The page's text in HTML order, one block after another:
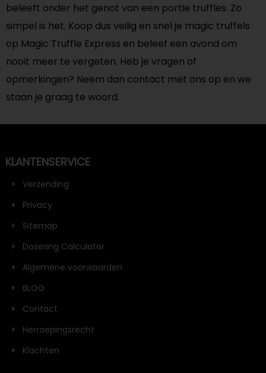
beleeft onder het genot van een portie truffles. Zo
simpel is het. Koop dus veilig en snel je magic truffels
op Magic Truffle Express en beleef een avond om
nooit meer te vergeten. Heb je vragen of
opmerkingen? Neem dan contact met ons op en we
staan je graag te woord.
KLANTENSERVICE
Verzending
Privacy
Sitemap
Dosering Calculator
Algemene voorwaarden
BLOG
Contact
Herroepingsrecht
Klachten